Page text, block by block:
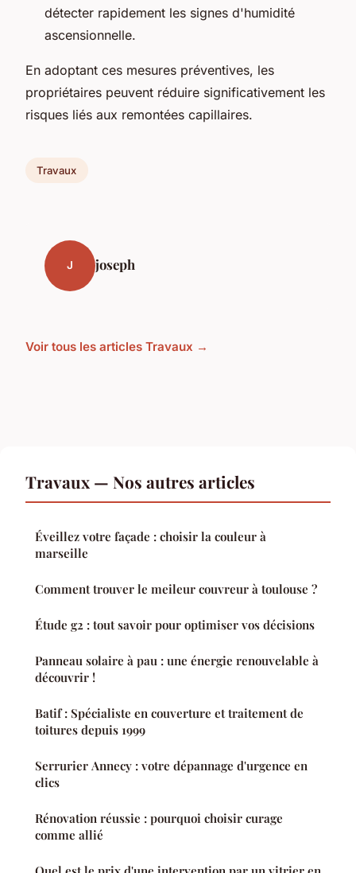
détecter rapidement les signes d'humidité
ascensionnelle.
En adoptant ces mesures préventives, les
propriétaires peuvent réduire significativement les
risques liés aux remontées capillaires.
Travaux
J joseph
Voir tous les articles Travaux →
Travaux — Nos autres articles
Éveillez votre façade : choisir la couleur à
marseille
Comment trouver le meileur couvreur à toulouse ?
Étude g2 : tout savoir pour optimiser vos décisions
Panneau solaire à pau : une énergie renouvelable à
découvrir !
Batif : Spécialiste en couverture et traitement de
toitures depuis 1999
Serrurier Annecy : votre dépannage d'urgence en
clics
Rénovation réussie : pourquoi choisir curage
comme allié